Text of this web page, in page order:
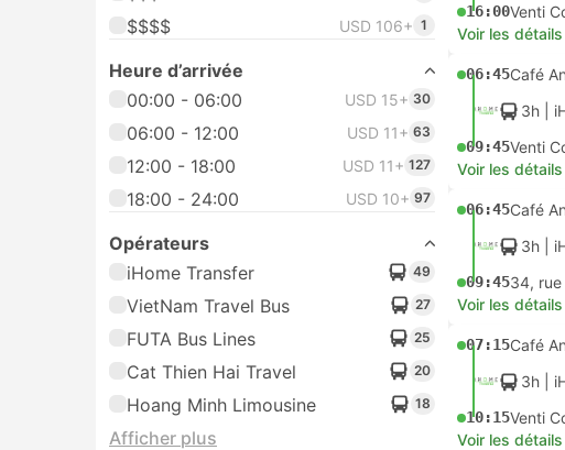
$$$$ USD 106+ 1
Heure d’arrivée
00:00 - 06:00
USD 15+ 30
06:00 - 12:00 USD 11+ 63
12:00 - 18:00 USD 11+ 127
18:00 - 24:00 USD 10+ 97
Opérateurs
iHome Transfer
49
VietNam Travel Bus 27
FUTA Bus Lines 25
Cat Thien Hai Travel 20
Hoang Minh Limousine 18
Afficher plus
16:00Venti
Voir les détails
06:45Café
3h |
09:45Venti
Voir les détails
06:45Café
3h |
09:4534, rue
Voir les détails
07:15Café
3h |
10:15Venti
Voir les détails